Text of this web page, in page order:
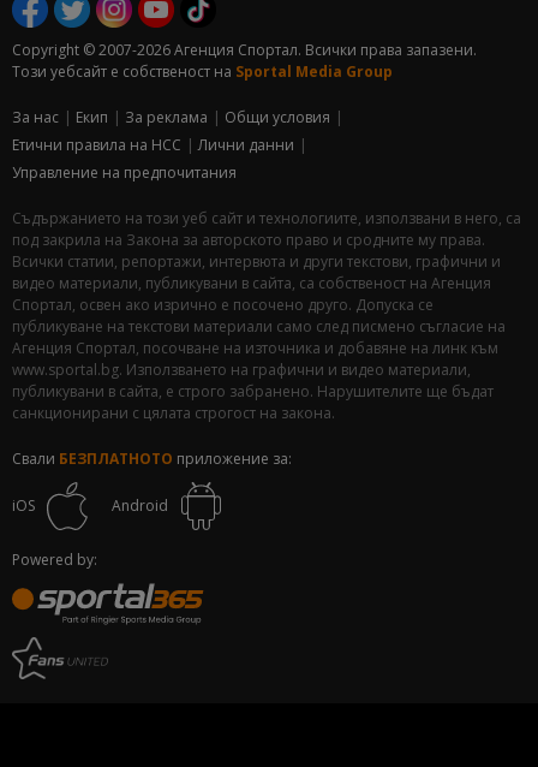
Copyright © 2007-2026 Агенция Спортал. Всички права запазени.
Този уебсайт е собственост на Sportal Media Group
За нас Екип За рекламa
Общи условия
Етични правила на НСС
Лични данни
Управление на предпочитания
Съдържанието на този уеб сайт и технологиите, използвани в него, са
под закрила на Закона за авторското право и сродните му права.
Всички статии, репортажи, интервюта и други текстови, графични и
видео материали, публикувани в сайта, са собственост на Агенция
Спортал, освен ако изрично е посочено друго. Допуска се
публикуване на текстови материали само след писмено съгласие на
Агенция Спортал, посочване на източника и добавяне на линк към
www.sportal.bg. Използването на графични и видео материали,
публикувани в сайта, е строго забранено. Нарушителите ще бъдат
санкционирани с цялата строгост на закона.
Свали БЕЗПЛАТНОТО приложение за:
iOS Android
Powered by: